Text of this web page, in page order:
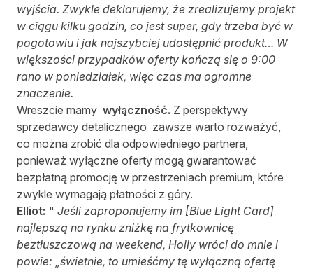
wyjścia. Zwykle deklarujemy, że zrealizujemy projekt
w ciągu kilku godzin, co jest super, gdy trzeba być w
pogotowiu i jak najszybciej udostępnić produkt… W
większości przypadków oferty kończą się o 9:00
rano w poniedziałek, więc czas ma ogromne
znaczenie.
Wreszcie mamy wyłączność. Z perspektywy
sprzedawcy detalicznego zawsze warto rozważyć,
co można zrobić dla odpowiedniego partnera,
ponieważ wyłączne oferty mogą gwarantować
bezpłatną promocję w przestrzeniach premium, które
zwykle wymagają płatności z góry.
Elliot: " Jeśli zaproponujemy im [Blue Light Card]
najlepszą na rynku zniżkę na frytkownicę
beztłuszczową na weekend, Holly wróci do mnie i
powie: „świetnie, to umieśćmy tę wyłączną ofertę